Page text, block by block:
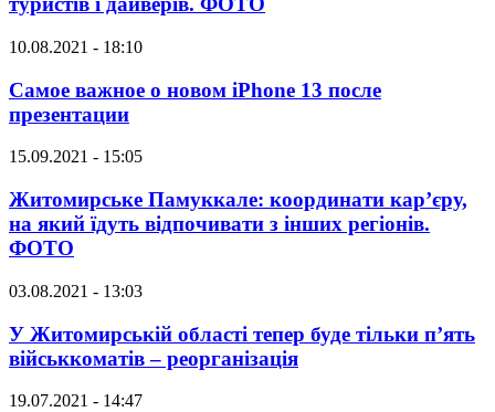
10.08.2021 - 18:10
Самое важное о новом iPhone 13 после
презентации
15.09.2021 - 15:05
Житомирське Памуккале: координати кар’єру,
на який їдуть відпочивати з інших регіонів.
ФОТО
03.08.2021 - 13:03
У Житомирській області тепер буде тільки п’ять
військкоматів – реорганізація
19.07.2021 - 14:47